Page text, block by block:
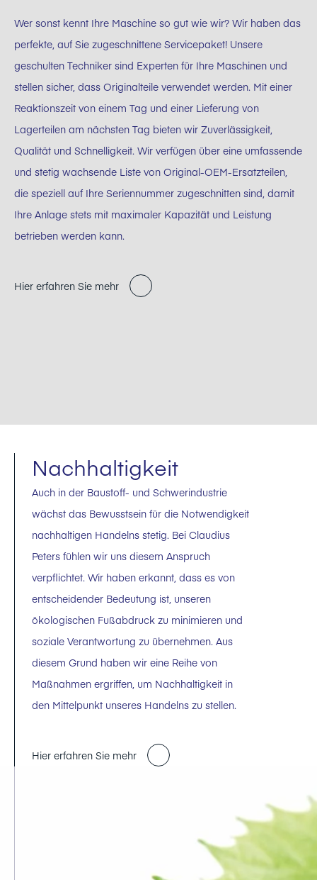
Wer sonst kennt Ihre Maschine so gut wie wir? Wir haben das
perfekte, auf Sie zugeschnittene Servicepaket! Unsere
geschulten Techniker sind Experten für Ihre Maschinen und
stellen sicher, dass Originalteile verwendet werden. Mit einer
Reaktionszeit von einem Tag und einer Lieferung von
Lagerteilen am nächsten Tag bieten wir Zuverlässigkeit,
Qualität und Schnelligkeit. Wir verfügen über eine umfassende
und stetig wachsende Liste von Original-OEM-Ersatzteilen,
die speziell auf Ihre Seriennummer zugeschnitten sind, damit
Ihre Anlage stets mit maximaler Kapazität und Leistung
betrieben werden kann.
Hier erfahren Sie mehr
Nachhaltigkeit
Auch in der Baustoff- und Schwerindustrie
wächst das Bewusstsein für die Notwendigkeit
nachhaltigen Handelns stetig. Bei Claudius
Peters fühlen wir uns diesem Anspruch
verpflichtet. Wir haben erkannt, dass es von
entscheidender Bedeutung ist, unseren
ökologischen Fußabdruck zu minimieren und
soziale Verantwortung zu übernehmen. Aus
diesem Grund haben wir eine Reihe von
Maßnahmen ergriffen, um Nachhaltigkeit in
den Mittelpunkt unseres Handelns zu stellen.
Hier erfahren Sie mehr